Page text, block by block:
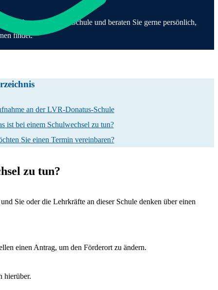
& Räume
&
I
& Beurlaubung
Körperliche und motorische Entwicklung
an unserer Schule und beraten Sie gerne persönlich,
findet.
an der LVR-Donatus-Schule
ist bei einem Schulwechsel zu tun?
Sie einen Termin vereinbaren?
zu tun?
Sie oder die Lehrkräfte an dieser Schule denken über einen
einen Antrag, um den Förderort zu ändern.
hierüber.